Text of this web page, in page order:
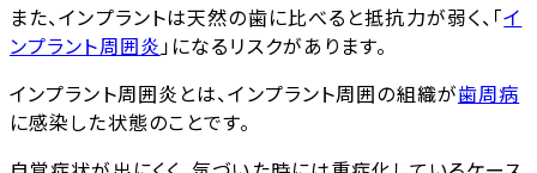
また、インプラントは天然の歯に比べると抵抗力が弱く、「イ
ンプラント周囲炎 」になるリスクがあります。
インプラント周囲炎とは、インプラント周囲の組織が歯周病
に感染した状態のことです。